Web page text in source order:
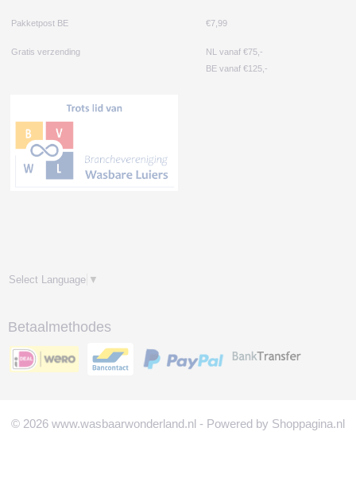
Pakketpost BE €7,99
Gratis verzending
NL vanaf €75,-
BE vanaf €125,-
Select Language ▼
Betaalmethodes
© 2026 www.wasbaarwonderland.nl - Powered by Shoppagina.nl